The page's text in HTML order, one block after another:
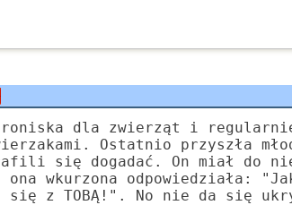
dla zwierząt i regularnie
Ostatnio przyszła
się dogadać. On miał do
wkurzona odpowiedziała:
się z TOBĄ!". No nie da się